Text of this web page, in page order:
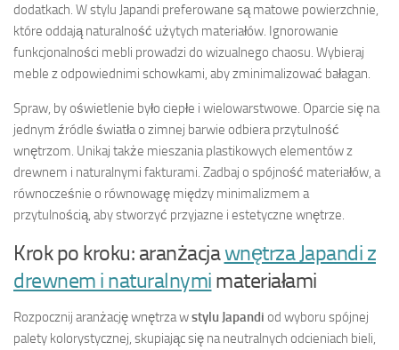
dodatkach. W stylu Japandi preferowane są matowe powierzchnie,
które oddają naturalność użytych materiałów. Ignorowanie
funkcjonalności mebli prowadzi do wizualnego chaosu. Wybieraj
meble z odpowiednimi schowkami, aby zminimalizować bałagan.
Spraw, by oświetlenie było ciepłe i wielowarstwowe. Oparcie się na
jednym źródle światła o zimnej barwie odbiera przytulność
wnętrzom. Unikaj także mieszania plastikowych elementów z
drewnem i naturalnymi fakturami. Zadbaj o spójność materiałów, a
równocześnie o równowagę między minimalizmem a
przytulnością, aby stworzyć przyjazne i estetyczne wnętrze.
Krok po kroku: aranżacjawnętrza Japandi z
drewnem i naturalnymi materiałami
Rozpocznij aranżację wnętrza wstylu Japandi od wyboru spójnej
palety kolorystycznej, skupiając się na neutralnych odcieniach bieli,